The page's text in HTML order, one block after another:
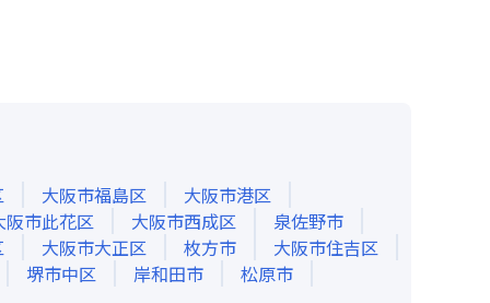
大阪市福島区
大阪市港区
阪市此花区
大阪市西成区
泉佐野市
大阪市大正区 枚方市
大阪市住吉区
堺市中区
岸和田市 松原市